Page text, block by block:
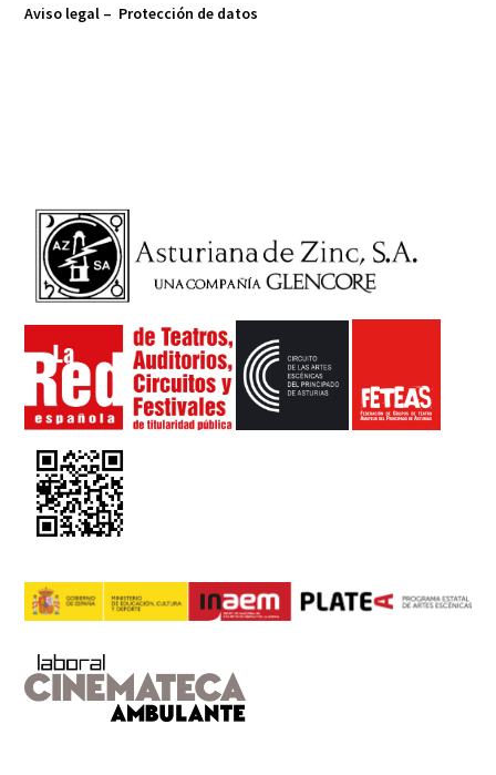
Aviso legal – Protección de datos